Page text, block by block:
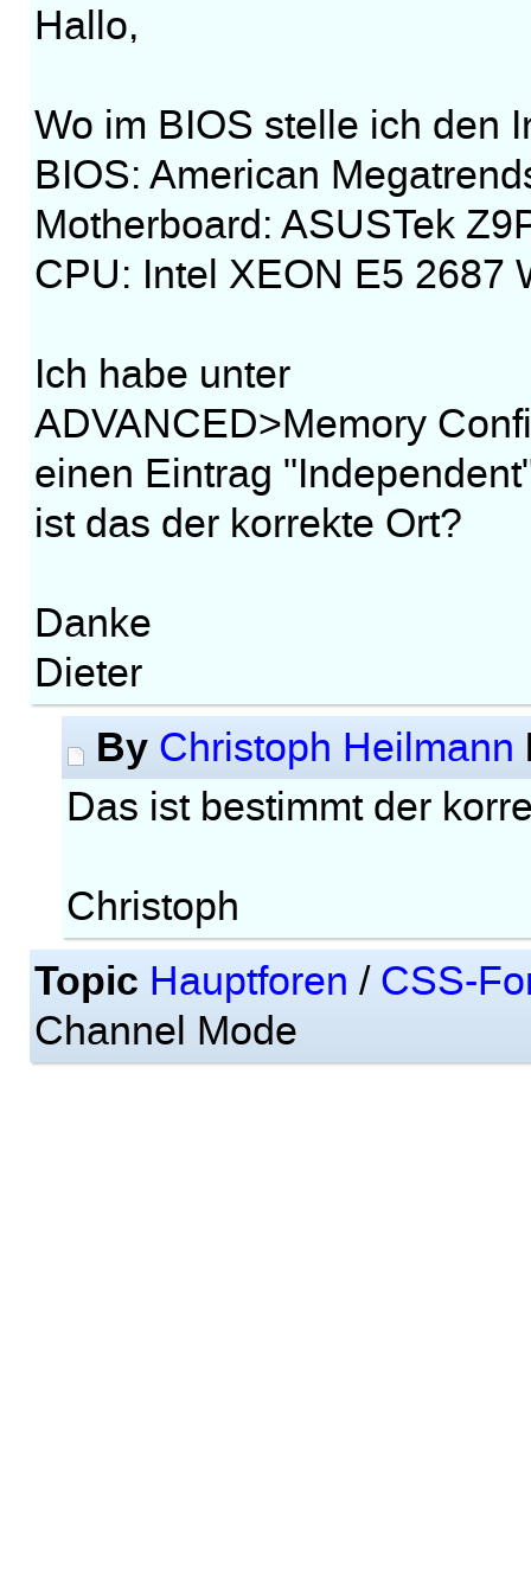
Hallo,
Wo im BIOS stelle ich den
BIOS: American
Motherboard: ASUSTek
CPU: Intel XEON E5 2687
Ich habe unter
ADVANCED>Memory
einen Eintrag
ist das der korrekte Ort?
Danke
Dieter
By Christoph Heilmann
Das ist bestimmt der
Christoph
Topic Hauptforen / CSS-
Channel Mode